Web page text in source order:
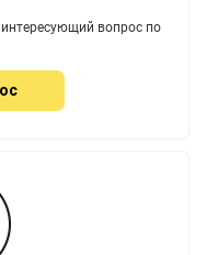
вопрос по